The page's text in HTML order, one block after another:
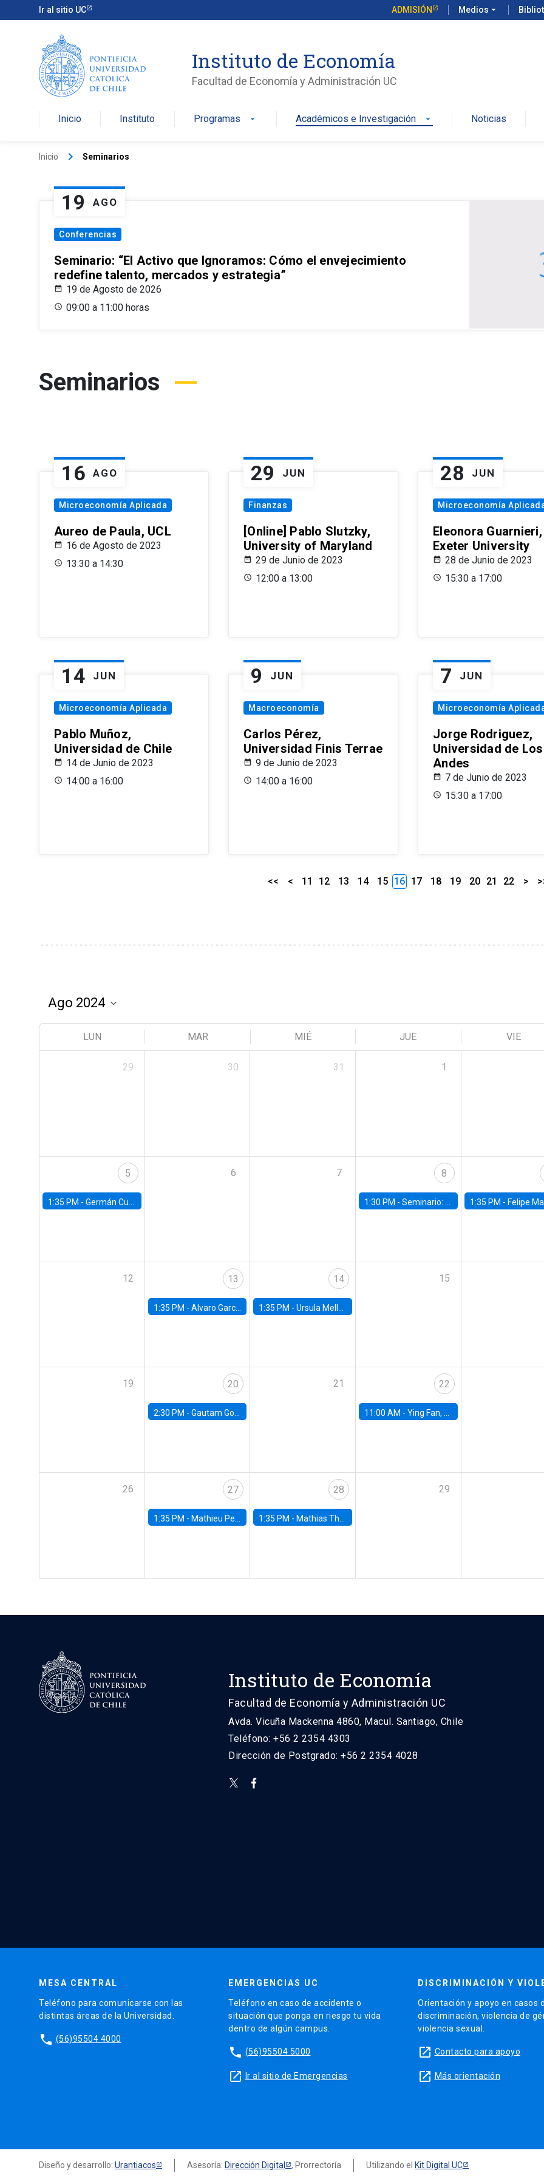
Ir al sitio UC ADMISIÓN Medios arrow_drop_down
Instituto de Economía
Facultad de Economía y Administración UC
Inicio Instituto Programas arrow_drop_down Académicos e Investigación arrow_drop_down Noticias
Inicio keyboard_arrow_right Seminarios
19 AGO
Conferencias
Seminario: “El Activo que Ignoramos: Cómo el envejecimiento
redefine talento, mercados y estrategia”
19 de Agosto de 2026
09:00 a 11:00 horas
Seminarios
16 AGO
Microeconomía Aplicada
Aureo de Paula, UCL
16 de Agosto de 2023
13:30 a 14:30
29 JUN
Finanzas
[Online] Pablo Slutzky,
University of Maryland
29 de Junio de 2023
12:00 a 13:00
28 JUN
Microeconomía
Eleonora Guarnieri,
Exeter University
28 de Junio de 2023
15:30 a 17:00
14 JUN
Microeconomía Aplicada
Pablo Muñoz,
Universidad de Chile
14 de Junio de 2023
14:00 a 16:00
9 JUN
Macroeconomía
Carlos Pérez,
Universidad Finis Terrae
9 de Junio de 2023
14:00 a 16:00
7 JUN
Microeconomía
Jorge Rodriguez,
Universidad de Los
Andes
7 de Junio de 2023
15:30 a 17:00
<< < 11 12 13 14 15 16 17 18 19 20 21 22 >
LUN MAR MIÉ JUE VIE
29 30 31 1
5
1:35 PM - Germán Cubas, University of Houston
6 7 8
1:30 PM -Seminario: “Recuperando la humanidad para progresar en la era de la IA» 1:35 PM - Felipe Martínez, alumno Doctorado en
12 13
1:35 PM - Alvaro Garcia-Marin, Universidad de Los Andes
14
1:35 PM -Ursula Mello, Insper - Institute of Education and Research
15
19 20
2:30 PM - Gautam Gowrisankaran, Columbia University
21 22
11:00 AM -Ying Fan, University of Michigan
26 27
1:35 PM - Mathieu Pedemonte, IDB
28
1:35 PM - Mathias Thoenig, University of Lausanne
29
Instituto de Economía
Facultad de Economía y Administración UC
Avda. Vicuña Mackenna 4860, Macul. Santiago, Chile
Teléfono: +56 2 2354 4303
Dirección de Postgrado: +56 2 2354 4028
MESA CENTRAL
Teléfono para comunicarse con las
distintas áreas de la Universidad.
phone (56)95504 4000
EMERGENCIAS UC
Teléfono en caso de accidente o
situación que ponga en riesgo tu vida
dentro de algún campus.
phone (56)95504 5000
launch Ir al sitio de Emergencias
DISCRIMINACIÓN Y
Orientación y apoyo en casos
discriminación, violencia de
violencia sexual.
launch Contacto para apoyo
launch Más orientación
Diseño y desarrollo: Urantiacos Asesoría: Dirección Digital , Prorrectoría Utilizando el Kit Digital UC